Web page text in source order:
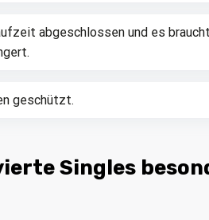
abgeschlossen und es
geschützt.
Singles